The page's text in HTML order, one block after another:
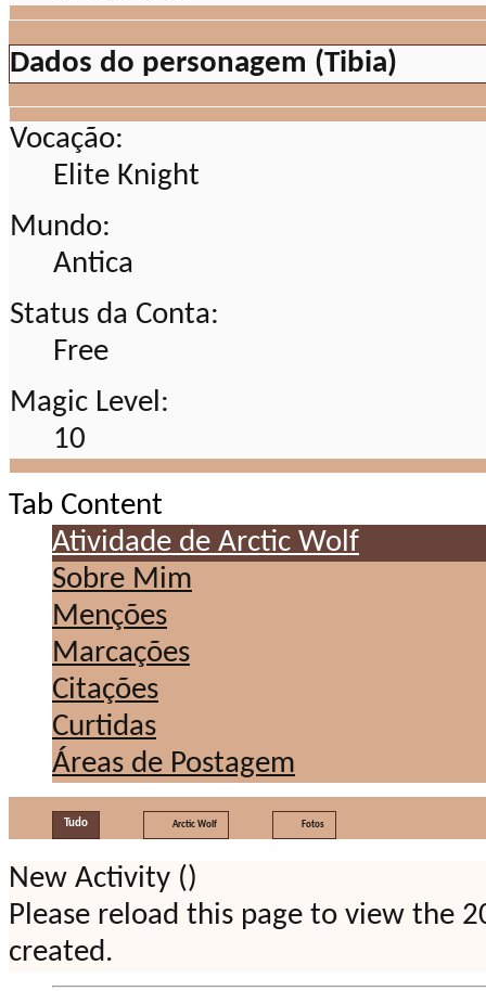
Dados do personagem (Tibia)
Vocação:
Elite Knight
Mundo:
Antica
Status da Conta:
Free
Magic Level:
10
Tab Content
Atividade de Arctic Wolf
Sobre Mim
Menções
Marcações
Citações
Curtidas
Áreas de Postagem
Tudo Arctic Wolf Fotos
New Activity ()
Please reload this page to view the
created.